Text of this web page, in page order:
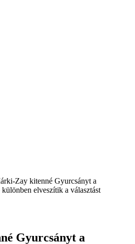
Zay kitenné Gyurcsányt a
elveszítik a választást
Gyurcsányt a